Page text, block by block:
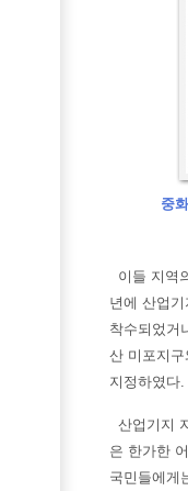
중
이들 지역
년에 산업
착수되었거
산 미포지
지정하였다
산업기지
은 한가한
국민들에게